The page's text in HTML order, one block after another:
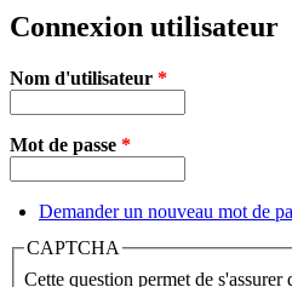
Connexion utilisateur
Nom d'utilisateur *
Mot de passe *
Demander un nouveau mot de
CAPTCHA
Cette question permet de